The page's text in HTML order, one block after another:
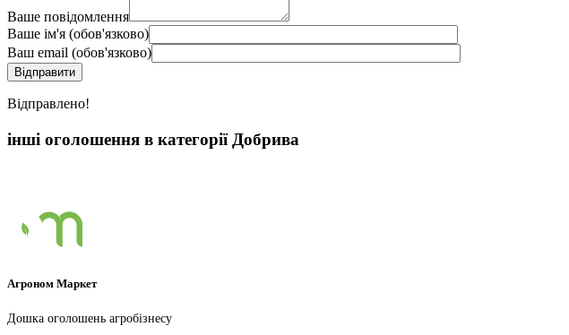
Ваше повідомлення
Ваше ім'я (обов'язково)
Ваш email (обов'язково)
Вiдправлено!
інші оголошення в категорії Добрива
Агроном Маркет
Дошка оголошень агробізнесу